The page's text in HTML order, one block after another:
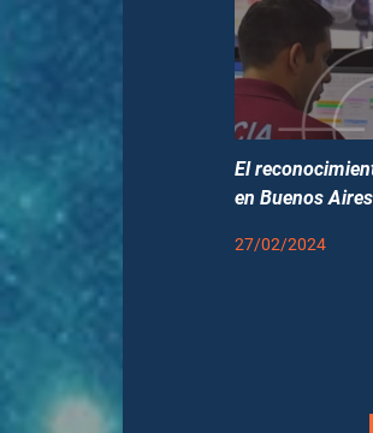
El
en Buenos Aires
27/02/2024